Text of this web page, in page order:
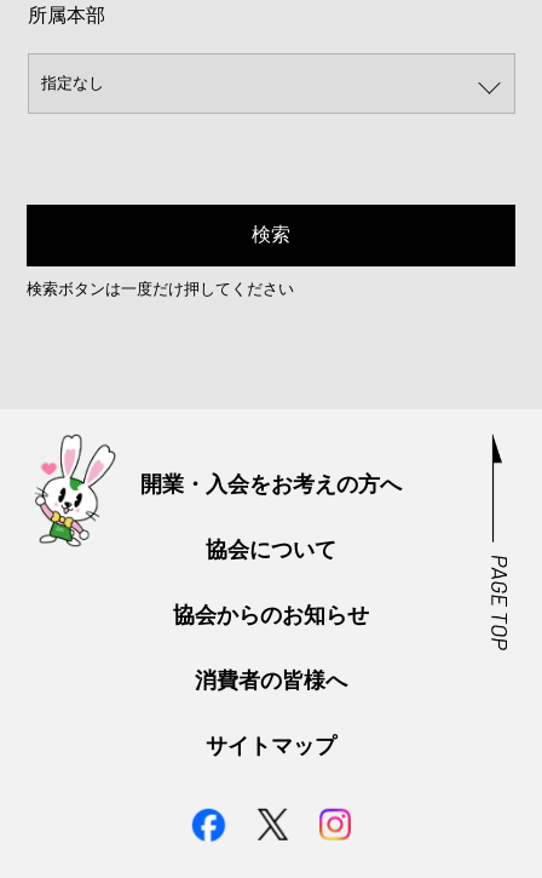
所属本部
検索ボタンは一度だけ押してください
開業・入会をお考えの方へ
協会について
協会からのお知らせ
消費者の皆様へ
サイトマップ